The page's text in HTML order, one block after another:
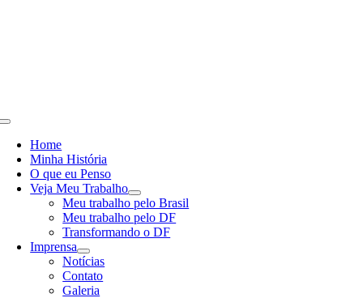
Toggle
NavigationHome
Minha História
O que eu Penso
Veja Meu Trabalho
Meu trabalho pelo Brasil
Meu trabalho pelo DF
Transformando o DF
Imprensa
Notícias
Contato
Galeria